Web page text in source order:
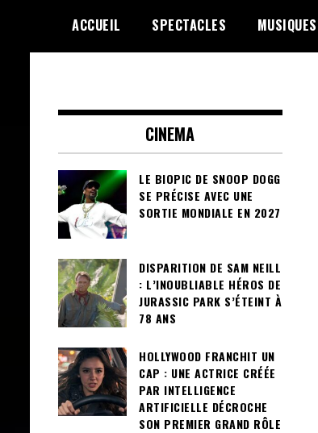
content
ACCUEIL SPECTACLES MUSIQUES
sunuculture
CINEMA
LE BIOPIC DE SNOOP DOGG
SE PRÉCISE AVEC UNE
SORTIE MONDIALE EN 2027
DISPARITION DE SAM NEILL
: L’INOUBLIABLE HÉROS DE
JURASSIC PARK S’ÉTEINT À
78 ANS
HOLLYWOOD FRANCHIT UN
CAP : UNE ACTRICE CRÉÉE
PAR INTELLIGENCE
ARTIFICIELLE DÉCROCHE
SON PREMIER GRAND RÔLE